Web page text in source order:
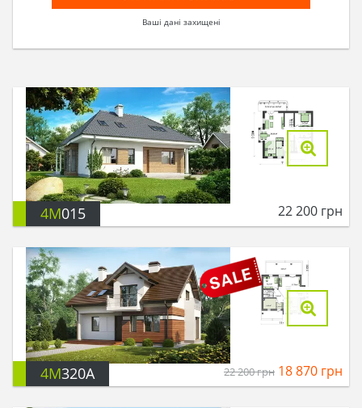
Ваші дані захищені
4M015 22 200 грн
4M320A 22 200грн 18 870 грн